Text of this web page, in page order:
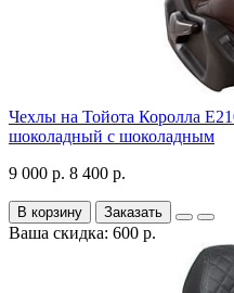
Чехлы на Тойота Королла
шоколадный с шоколадным
9 000 р. 8 400 р.
В корзину Заказать
Ваша скидка: 600 р.